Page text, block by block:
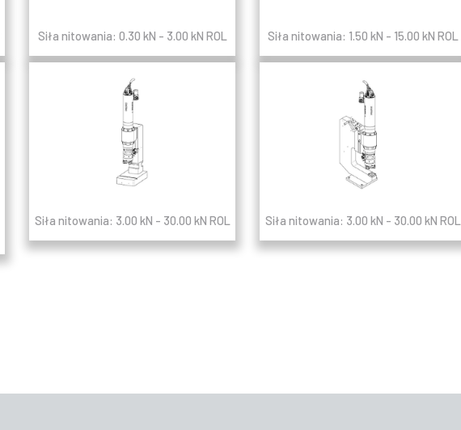
Siła nitowania: 0.30 kN - 3.00 kN ROL Siła nitowania: 1.50 kN - 15.00 kN ROL
Siła nitowania: 3.00 kN - 30.00 kN ROL Siła nitowania: 3.00 kN - 30.00 kN ROL